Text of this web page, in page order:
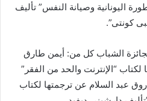
اليونانية وصيانة النفس” تأليف
كونتى”.
الشباب كل من: أيمن طارق
“الإنترنت والحد من الفقر”
عبد السلام عن ترجمتها لكتاب